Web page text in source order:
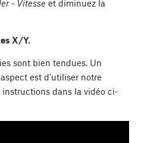
- Vitesse et diminuez la
X/Y.
sont bien tendues. Un
est d'utiliser notre
instructions dans la vidéo ci-